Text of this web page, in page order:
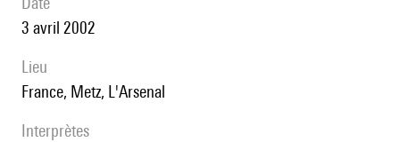
3 avril 2002
lieu
France, Metz, L'Arsenal
interprètes